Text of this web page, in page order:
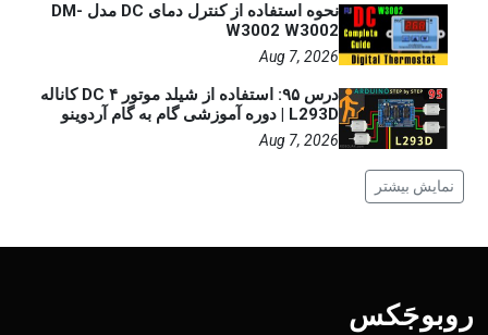
نحوه استفاده از کنترل دمای DC مدل DM-
W3002 W3002
Aug 7, 2026
درس ۹۵: استفاده از شیلد موتور DC ۴ کاناله
L293D | دوره آموزشی گام به گام آردوینو
Aug 7, 2026
نمایش بیشتر
روبوجَکس